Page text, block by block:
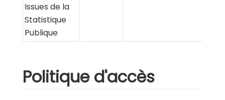
Issues de la
Statistique
Publique
Politique d'accès